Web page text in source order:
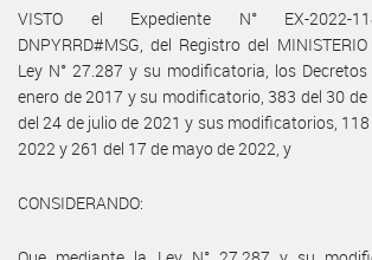
VISTO el Expediente N° EX-2022-
DNPYRRD#MSG, del Registro del MINISTERIO
Ley N° 27.287 y su modificatoria, los
enero de 2017 y su modificatorio, 383 del 30
del 24 de julio de 2021 y sus modificatorios,
2022 y 261 del 17 de mayo de 2022, y
CONSIDERANDO: